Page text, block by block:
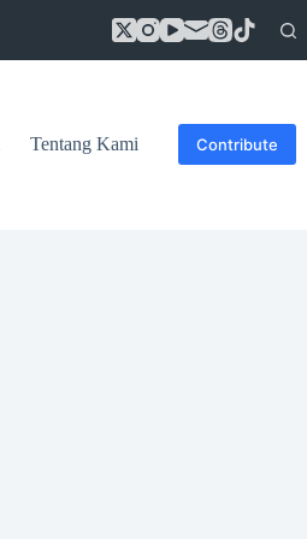
Tentang Kami Contribute